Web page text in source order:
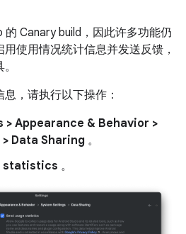
Canary build，因此许多功能仍
使用情况统计信息并发送反馈，
，请执行以下操作：
> Appearance & Behavior >
Data Sharing 。
statistics 。